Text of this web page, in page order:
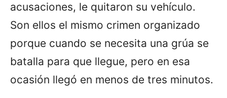
acusaciones, le quitaron su vehículo.
Son ellos el mismo crimen organizado
porque cuando se necesita una grúa se
batalla para que llegue, pero en esa
ocasión llegó en menos de tres minutos.